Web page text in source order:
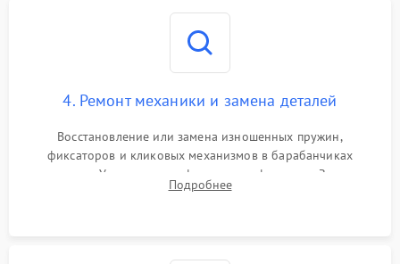
4. Ремонт механики и замена деталей
Восстановление или замена изношенных пружин,
фиксаторов и кликовых механизмов в барабанчиках
поправок. Устранение люфтов в трансфокаторе. Замена
поврежденных линз, разбитой сетки или восстановление
Подробнее